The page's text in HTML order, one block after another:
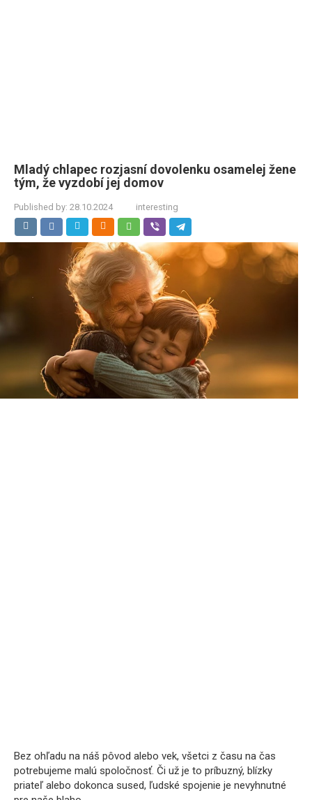
Mladý chlapec rozjasní dovolenku osamelej žene
tým, že vyzdobí jej domov
Published by: 28.10.2024 interesting
Bez ohľadu na náš pôvod alebo vek, všetci z času na čas
potrebujeme malú spoločnosť. Či už je to príbuzný, blízky
priateľ alebo dokonca sused, ľudské spojenie je nevyhnutné